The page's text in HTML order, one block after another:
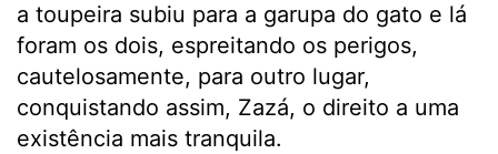
a toupeira subiu para a garupa do gato e lá
foram os dois, espreitando os perigos,
cautelosamente, para outro lugar,
conquistando assim, Zazá, o direito a uma
existência mais tranquila.